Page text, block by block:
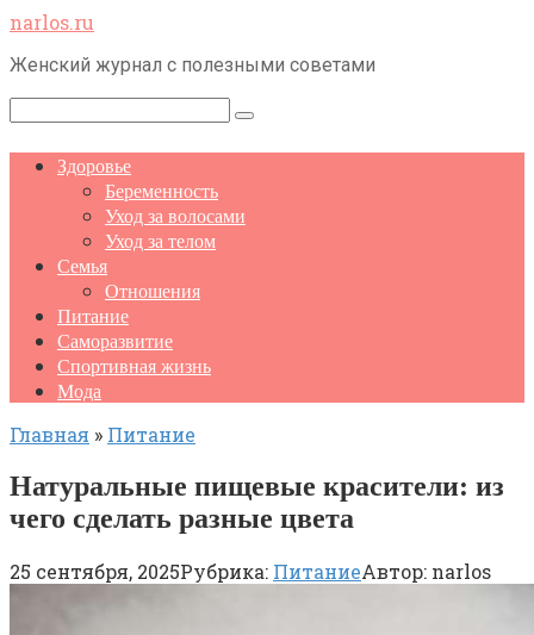
Перейти
контенту
narlos.ru
Женский журнал с полезными советами
Поиск:
Здоровье
Беременность
Уход за волосами
Уход за телом
Семья
Отношения
Питание
Саморазвитие
Спортивная жизнь
Мода
Главная » Питание
Натуральные пищевые красители: из
чего сделать разные цвета
25 сентября, 2025Рубрика: ПитаниеАвтор: narlos